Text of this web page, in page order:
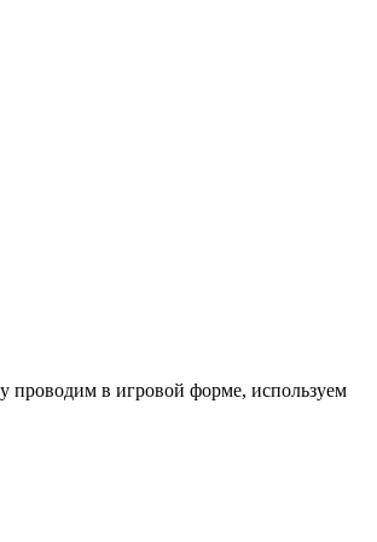
проводим в игровой форме, используем